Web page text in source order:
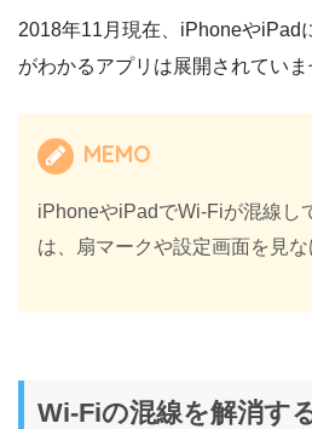
2018年11月現在、iPhoneやiPad
がわかるアプリは展開されていま
MEMO
iPhoneやiPadでWi-Fiが混線し
は、扇マークや設定画面を見な
Wi-Fiの混線を解消す